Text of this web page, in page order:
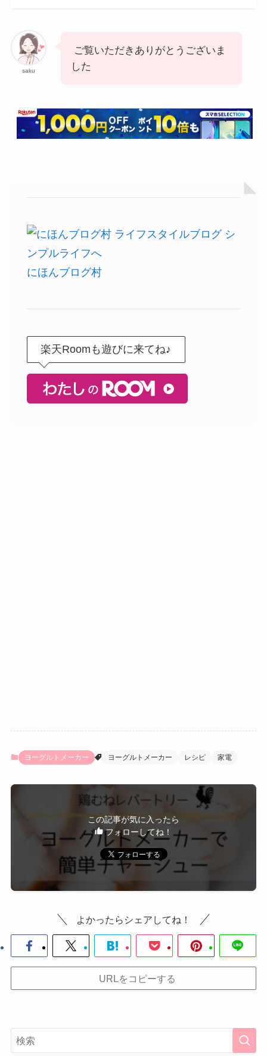
saku
ご覧いただきありがとうございま
した
にほんブログ村
楽天Roomも遊びに来てね♪
ヨーグルトメーカー ヨーグルトメーカー レシピ 家電
この記事が気に入ったら
フォローしてね！
よかったらシェアしてね！
URLをコピーする